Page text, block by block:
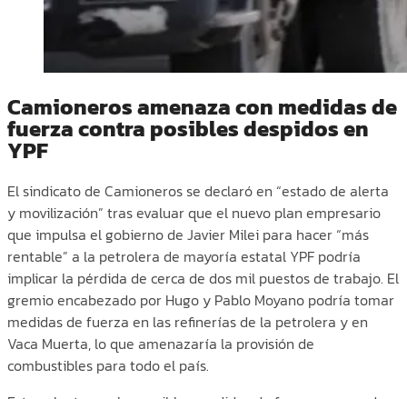
Camioneros amenaza con medidas de
fuerza contra posibles despidos en
YPF
El sindicato de Camioneros se declaró en “estado de alerta
y movilización” tras evaluar que el nuevo plan empresario
que impulsa el gobierno de Javier Milei para hacer “más
rentable” a la petrolera de mayoría estatal YPF podría
implicar la pérdida de cerca de dos mil puestos de trabajo. El
gremio encabezado por Hugo y Pablo Moyano podría tomar
medidas de fuerza en las refinerías de la petrolera y en
Vaca Muerta, lo que amenazaría la provisión de
combustibles para todo el país.